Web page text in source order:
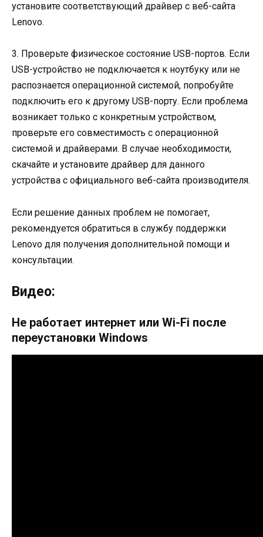
установите соответствующий драйвер с веб-сайта
Lenovo.
3. Проверьте физическое состояние USB-портов. Если
USB-устройство не подключается к ноутбуку или не
распознается операционной системой, попробуйте
подключить его к другому USB-порту. Если проблема
возникает только с конкретным устройством,
проверьте его совместимость с операционной
системой и драйверами. В случае необходимости,
скачайте и установите драйвер для данного
устройства с официального веб-сайта производителя.
Если решение данных проблем не помогает,
рекомендуется обратиться в службу поддержки
Lenovo для получения дополнительной помощи и
консультации.
Видео:
Не работает интернет или Wi-Fi после
переустановки Windows